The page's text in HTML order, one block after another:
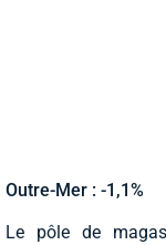
Outre-Mer : -1,1%
Le pôle de